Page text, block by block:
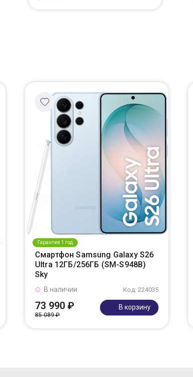
Гарантия 1 год
Смартфон Samsung Galaxy S26
Ultra 12ГБ/256ГБ (SM-S948B)
Sky
Код: 224035
В наличии
73 990 ₽
85 089 ₽
В корзину